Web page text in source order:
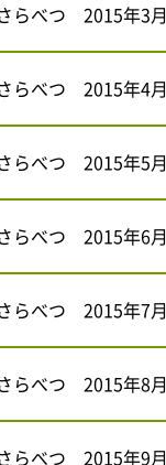
らべつ 2015年3月
らべつ 2015年4月
らべつ 2015年5月
らべつ 2015年6月
らべつ 2015年7月
らべつ 2015年8月
らべつ 2015年9月